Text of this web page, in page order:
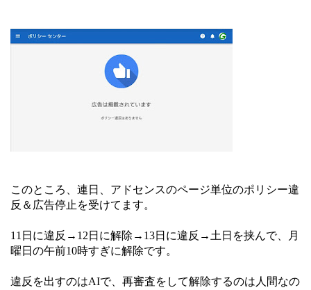
このところ、連日、アドセンスのページ単位のポリシー違
反＆広告停止を受けてます。
11日に違反→12日に解除→13日に違反→土日を挟んで、月
曜日の午前10時すぎに解除です。
違反を出すのはAIで、再審査をして解除するのは人間なの